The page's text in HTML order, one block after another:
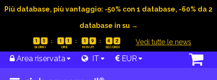
Più database, più vantaggio: -50% con 1 database, -60% da 2
database in su →
1 5 1 1 1 9 4 1 Vedi tutte le news
Area riservata IT EUR